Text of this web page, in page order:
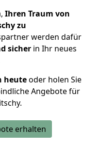
Ihren Traum von
zu
werden dafür
sicher in Ihr neues
heuteoder holen Sie
Angebote für
erhalten